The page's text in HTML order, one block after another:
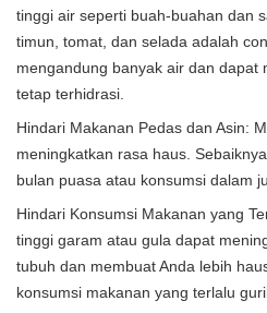
tinggi air seperti buah-buahan dan
timun, tomat, dan selada adalah
mengandung banyak air dan dapat
tetap terhidrasi.
Hindari Makanan Pedas dan Asin:
meningkatkan rasa haus.
bulan puasa atau konsumsi dalam
Hindari Konsumsi Makanan yang
tinggi garam atau gula dapat
tubuh dan membuat Anda lebih
konsumsi makanan yang terlalu